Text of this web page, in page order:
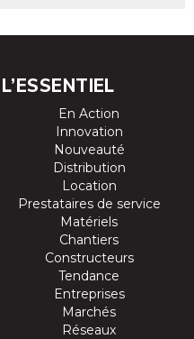
L’ESSENTIEL
En Action
Innovation
Nouveauté
Distribution
Location
Prestataires de service
Matériels
Chantiers
Constructeurs
Tendance
Entreprises
Marchés
Réseaux